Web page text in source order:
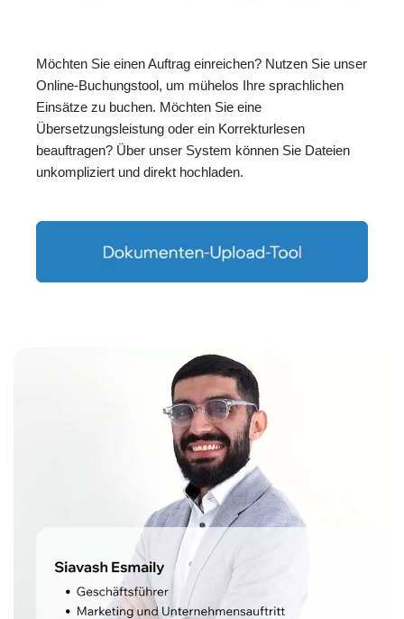
Möchten Sie einen Auftrag einreichen? Nutzen Sie unser
Online-Buchungstool, um mühelos Ihre sprachlichen
Einsätze zu buchen. Möchten Sie eine
Übersetzungsleistung oder ein Korrekturlesen
beauftragen? Über unser System können Sie Dateien
unkompliziert und direkt hochladen.